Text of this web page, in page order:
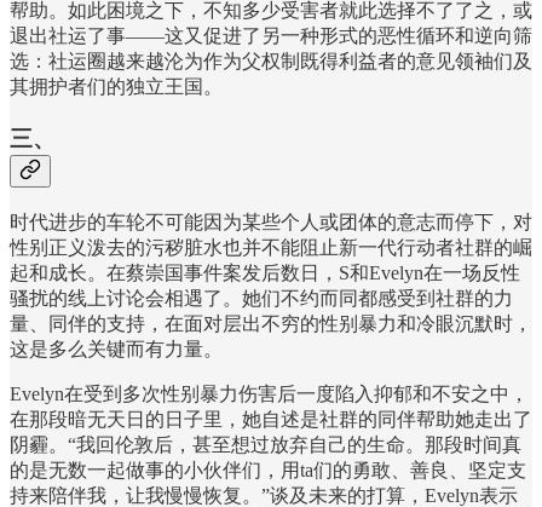
帮助。如此困境之下，不知多少受害者就此选择不了了之，或
退出社运了事——这又促进了另一种形式的恶性循环和逆向筛
选：社运圈越来越沦为作为父权制既得利益者的意见领袖们及
其拥护者们的独立王国。
三、
时代进步的车轮不可能因为某些个人或团体的意志而停下，对
性别正义泼去的污秽脏水也并不能阻止新一代行动者社群的崛
起和成长。在蔡崇国事件案发后数日，S和Evelyn在一场反性
骚扰的线上讨论会相遇了。她们不约而同都感受到社群的力
量、同伴的支持，在面对层出不穷的性别暴力和冷眼沉默时，
这是多么关键而有力量。
Evelyn在受到多次性别暴力伤害后一度陷入抑郁和不安之中，
在那段暗无天日的日子里，她自述是社群的同伴帮助她走出了
阴霾。“我回伦敦后，甚至想过放弃自己的生命。那段时间真
的是无数一起做事的小伙伴们，用ta们的勇敢、善良、坚定支
持来陪伴我，让我慢慢恢复。”谈及未来的打算，Evelyn表示